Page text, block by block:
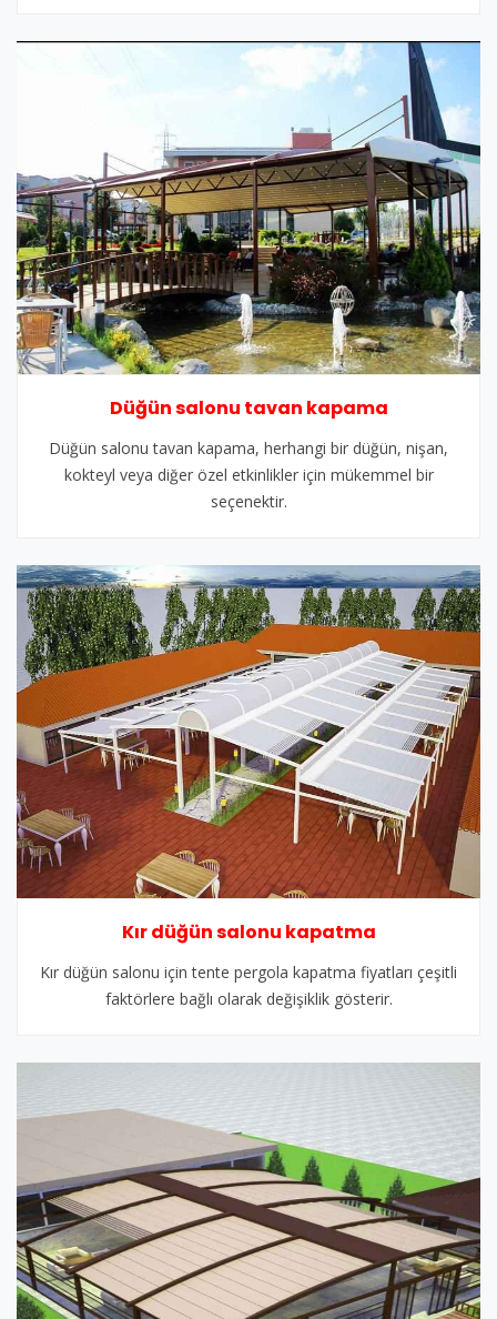
Düğün salonu tavan kapama
Düğün salonu tavan kapama, herhangi bir düğün, nişan,
kokteyl veya diğer özel etkinlikler için mükemmel bir
seçenektir.
Kır düğün salonu kapatma
Kır düğün salonu için tente pergola kapatma fiyatları çeşitli
faktörlere bağlı olarak değişiklik gösterir.